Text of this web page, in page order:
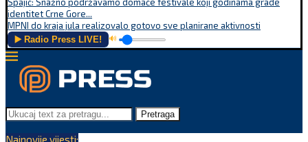
identitet Crne Gore...
MPNI do kraja jula realizovalo gotovo sve planirane aktivnosti
▶️ Radio Press LIVE! 🔊
Pretraga
Najnovije vijesti: